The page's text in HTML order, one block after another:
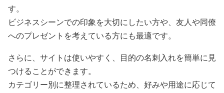
す。
ビジネスシーンでの印象を大切にしたい方や、友人や同僚
へのプレゼントを考えている方にも最適です。
さらに、サイトは使いやすく、目的の名刺入れを簡単に見
つけることができます。
カテゴリー別に整理されているため、好みや用途に応じて